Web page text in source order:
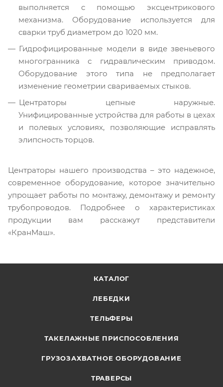
выполняется с помощью эксцентрикового
механизма. Оборудование используется для
сварки труб диаметром до 1020 мм.
Гидрофицированные модели в виде звеньевого
многогранника с гидравлическим приводом.
Оборудование этого типа не предполагает
изменение геометрии свариваемых стыков.
Центраторы цепные наружные.
Унифицированные устройства для работы в цехах
и полевых условиях, позволяющие исправлять
элипсность торцов.
Центраторы нашего производства – это надежное,
современное оборудование, которое значительно
упрощает работы по монтажу, демонтажу и ремонту
трубопроводов. Подробнее о характеристиках
продукции вам расскажут представители
«КранМаш».
КАТАЛОГ
ЛЕБЕДКИ
ТЕЛЬФЕРЫ
ТАКЕЛАЖНЫЕ ПРИСПОСОБЛЕНИЯ
ГРУЗОЗАХВАТНОЕ ОБОРУДОВАНИЕ
ТРАВЕРСЫ